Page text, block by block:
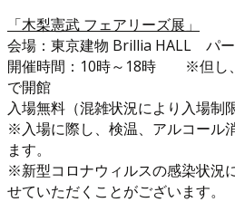
「木梨憲武 フェアリーズ展」
会場：東京建物 Brillia HALL パ
開催時間：10時～18時 ※但し
で開館
入場無料（混雑状況により入場制
※入場に際し、検温、アルコール
ます。
※新型コロナウィルスの感染状況
せていただくことがございます。